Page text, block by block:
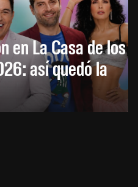
en La Casa de los
así quedó la